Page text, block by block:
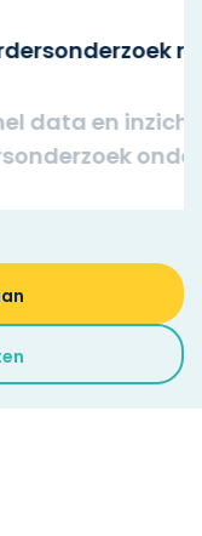
retail
door
winkels